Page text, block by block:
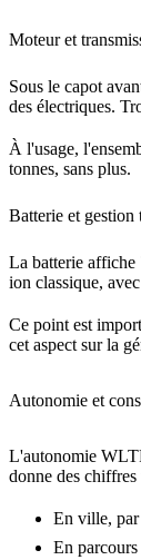
Moteur et
Sous le capot
des électriques.
À l'usage,
tonnes, sans plus.
Batterie et gestion
La batterie affiche
ion classique,
Ce point est
cet aspect sur la
Autonomie et
L'autonomie
donne des chiffres
En ville, par
En